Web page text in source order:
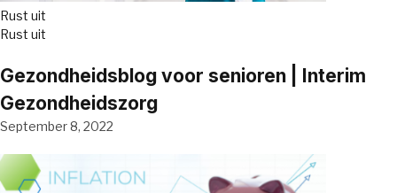
Rust uit
Rust uit
Gezondheidsblog voor senioren | Interim
Gezondheidszorg
September 8, 2022